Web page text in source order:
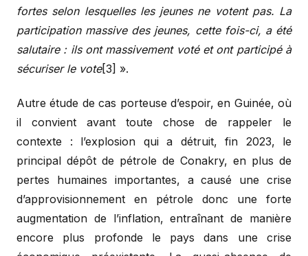
fortes selon lesquelles les jeunes ne votent pas. La
participation massive des jeunes, cette fois-ci, a été
salutaire : ils ont massivement voté et ont participé à
sécuriser le vote[3] ».
Autre étude de cas porteuse d’espoir, en Guinée, où
il convient avant toute chose de rappeler le
contexte : l’explosion qui a détruit, fin 2023, le
principal dépôt de pétrole de Conakry, en plus de
pertes humaines importantes, a causé une crise
d’approvisionnement en pétrole donc une forte
augmentation de l’inflation, entraînant de manière
encore plus profonde le pays dans une crise